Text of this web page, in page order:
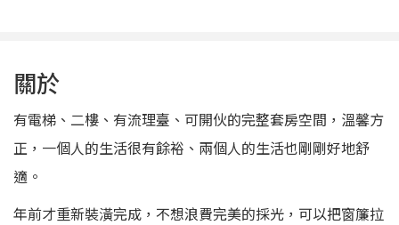
關於
有電梯、二樓、有流理臺、可開伙的完整套房空間，溫馨方
正，一個人的生活很有餘裕、兩個人的生活也剛剛好地舒
適。
年前才重新裝潢完成，不想浪費完美的採光，可以把窗簾拉